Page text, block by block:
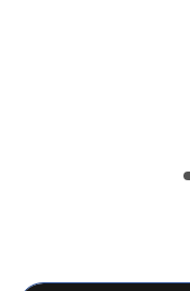
ThinkCentre